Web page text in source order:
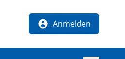
Anmelden